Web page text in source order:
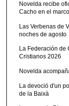
Novelda recibe
Cacho en el
Las Verbenas de
noches de agosto
La Federación de
Cristianos 2026
Novelda
La devoció d'un
de la Baixà